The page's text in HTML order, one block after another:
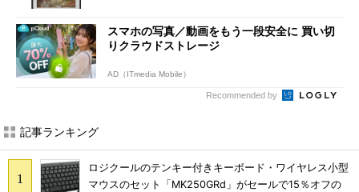
スマホの写真／動画をもう一段安全に 買い切
りクラウドストレージ
AD（ITmedia Mobile）
Recommended by
記事ランキング
ロジクールのテンキー付きキーボード・ワイヤレス小型
マウスのセット「MK250GRd」がセールで15％オフの